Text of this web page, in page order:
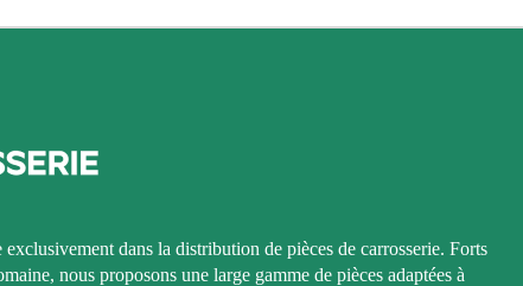
exclusivement dans la distribution de pièces de carrosserie. Forts
nous proposons une large gamme de pièces adaptées à